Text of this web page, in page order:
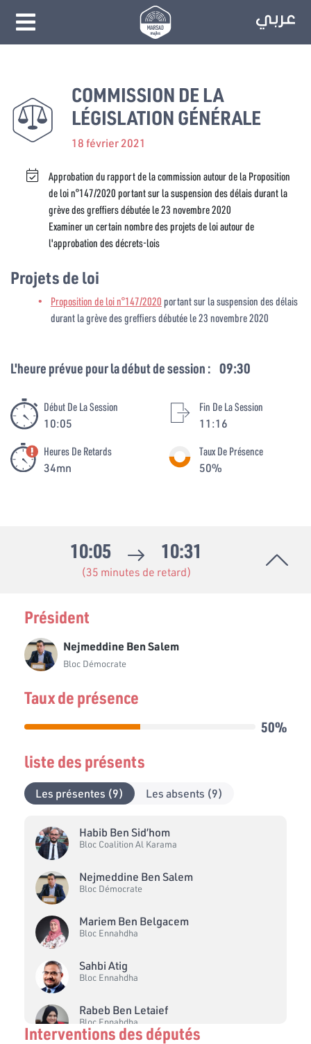
COMMISSION DE LA
LÉGISLATION GÉNÉRALE
18 février 2021
Approbation du rapport de la commission autour de la Proposition
de loi n°147/2020 portant sur la suspension des délais durant la
grève des greffiers débutée le 23 novembre 2020
Examiner un certain nombre des projets de loi autour de
l'approbation des décrets-lois
Projets de loi
Proposition de loi n°147/2020portant sur la suspension des délais
durant la grève des greffiers débutée le 23 novembre 2020
L'heure prévue pour la début de session : 09:30
Début De La Session
10:05
Fin De La Session
11:16
Heures De Retards
34mn
Taux De Présence
50%
10:05 10:31
(35 minutes de retard)
Interventions des députés
Président
Nejmeddine Ben Salem
Bloc Démocrate
Taux de présence
50%
liste des présents
Les présentes (9) Les absents (9)
Habib Ben Sid’hom
Bloc Coalition Al Karama
Nejmeddine Ben Salem
Bloc Démocrate
Mariem Ben Belgacem
Bloc Ennahdha
Sahbi Atig
Bloc Ennahdha
Rabeb Ben Letaief
Bloc Ennahdha